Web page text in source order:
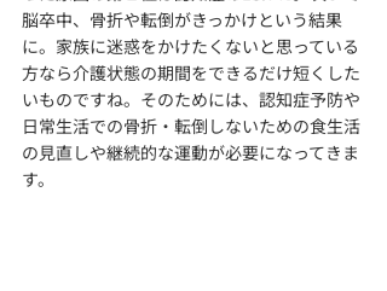
脳卒中、骨折や転倒がきっかけという結果
に。家族に迷惑をかけたくないと思っている
方なら介護状態の期間をできるだけ短くした
いものですね。そのためには、認知症予防や
日常生活での骨折・転倒しないための食生活
の見直しや継続的な運動が必要になってきま
す。